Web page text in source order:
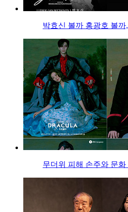
박효신 볼까 홍광호 볼까
무더위 피해 손주와 문